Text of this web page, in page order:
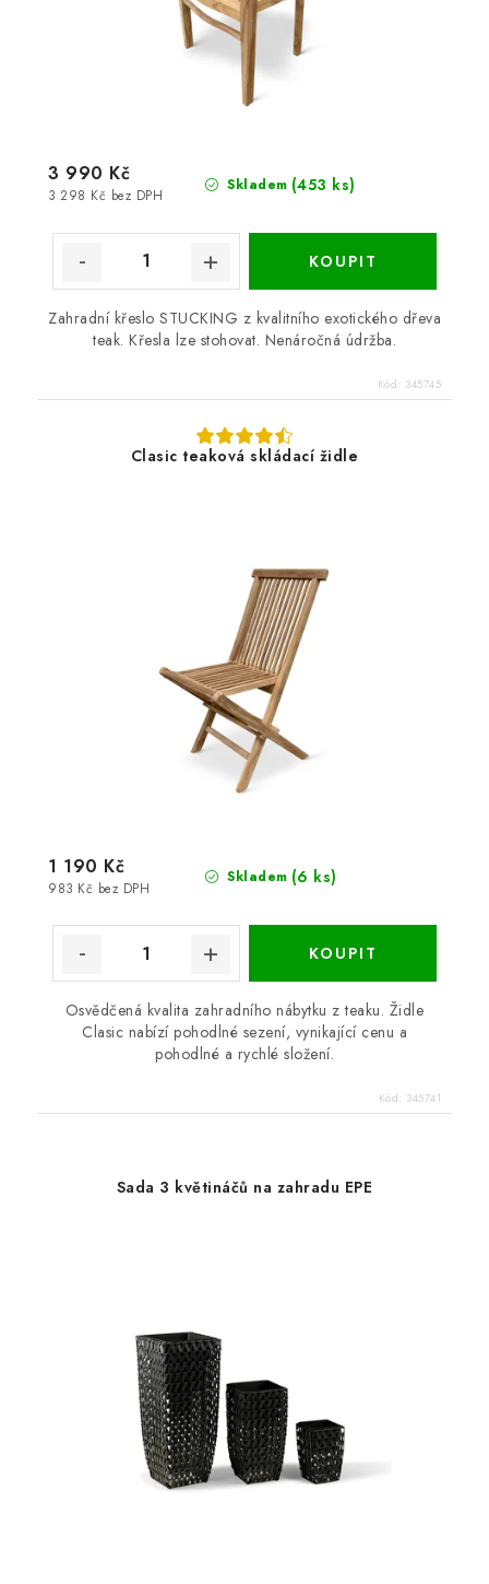
Skladem (453 ks)
3 298 Kč bez DPH
3 990 Kč
Zahradní křeslo STUCKING z kvalitního exotického dřeva
teak. Křesla lze stohovat. Nenáročná údržba.
Kód: 345745
Clasic teaková skládací židle
Skladem (6 ks)
983 Kč bez DPH
1 190 Kč
Osvědčená kvalita zahradního nábytku z teaku. Židle
Clasic nabízí pohodlné sezení, vynikající cenu a
pohodlné a rychlé složení.
Kód: 345741
Sada 3 květináčů na zahradu EPE